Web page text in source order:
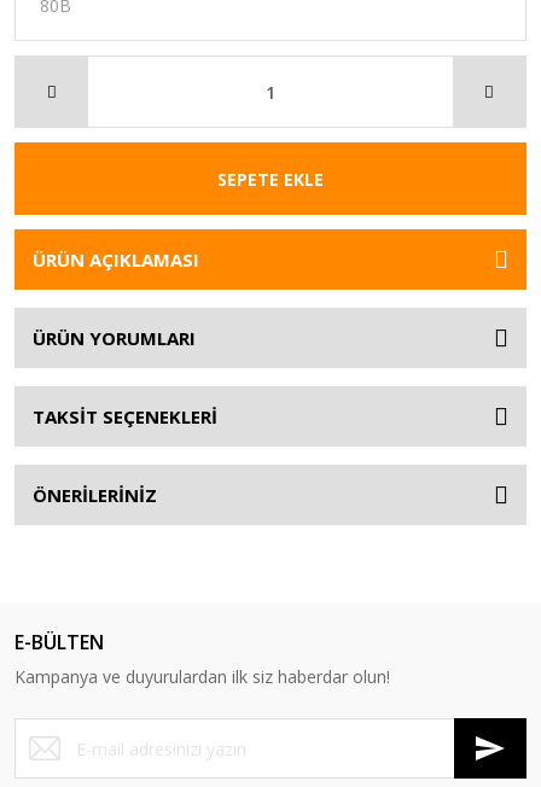
SEPETE EKLE
ÜRÜN AÇIKLAMASI
ÜRÜN YORUMLARI
TAKSİT SEÇENEKLERİ
ÖNERİLERİNİZ
E-BÜLTEN
Kampanya ve duyurulardan ilk siz haberdar olun!